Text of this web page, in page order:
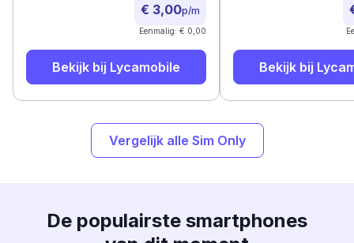
€ 3,00p/m
Eenmalig: € 0,00
Bekijk bij Lycamobile Bekijk bij
Vergelijk alle Sim Only
De populairste smartphones